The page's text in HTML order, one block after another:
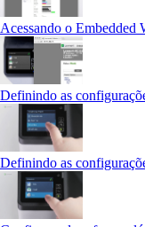
Acessando o Embedded
Definindo as
Definindo as